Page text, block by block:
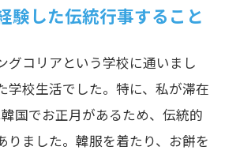
験した伝統行事すること
グコリアという学校に通いまし
学校生活でした。特に、私が滞在
国でお正月があるため、伝統的
りました。韓服を着たり、お餅を